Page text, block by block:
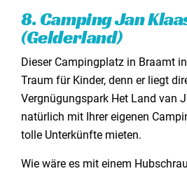
8. Camping Jan
(Gelderland)
Dieser Campingplatz in Braamt
Traum für Kinder, denn er liegt
Vergnügungspark Het Land van
natürlich mit Ihrer eigenen
tolle Unterkünfte mieten.
Wie wäre es mit einem